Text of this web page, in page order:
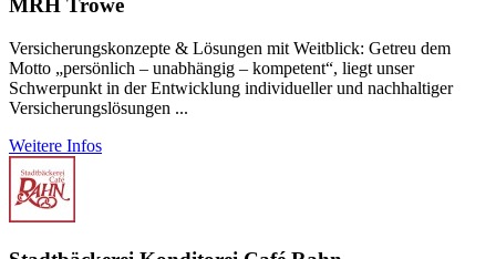
MRH Trowe
Versicherungskonzepte & Lösungen mit Weitblick: Getreu dem
Motto „persönlich – unabhängig – kompetent“, liegt unser
Schwerpunkt in der Entwicklung individueller und nachhaltiger
Versicherungslösungen ...
Weitere Infos